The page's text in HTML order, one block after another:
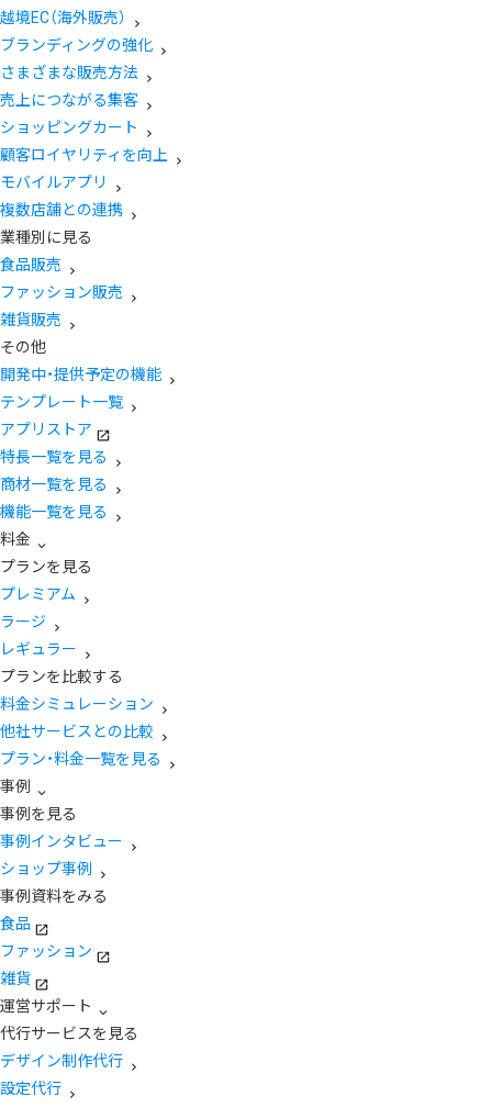
越境EC（海外販売）
ブランディングの強化
さまざまな販売方法
売上につながる集客
ショッピングカート
顧客ロイヤリティを向上
モバイルアプリ
複数店舗との連携
業種別に見る
食品販売
ファッション販売
雑貨販売
その他
開発中・提供予定の機能
テンプレート一覧
アプリストア
特長一覧を見る
商材一覧を見る
機能一覧を見る
料金
プランを見る
プレミアム
ラージ
レギュラー
プランを比較する
料金シミュレーション
他社サービスとの比較
プラン・料金一覧を見る
事例
事例を見る
事例インタビュー
ショップ事例
事例資料をみる
食品
ファッション
雑貨
運営サポート
代行サービスを見る
デザイン制作代行
設定代行